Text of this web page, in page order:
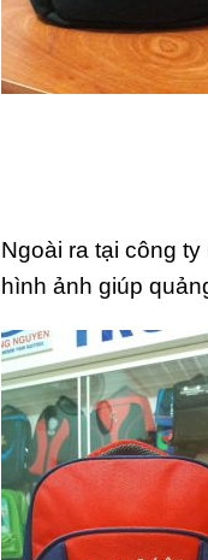
Ngoài ra tại công ty
hình ảnh giúp